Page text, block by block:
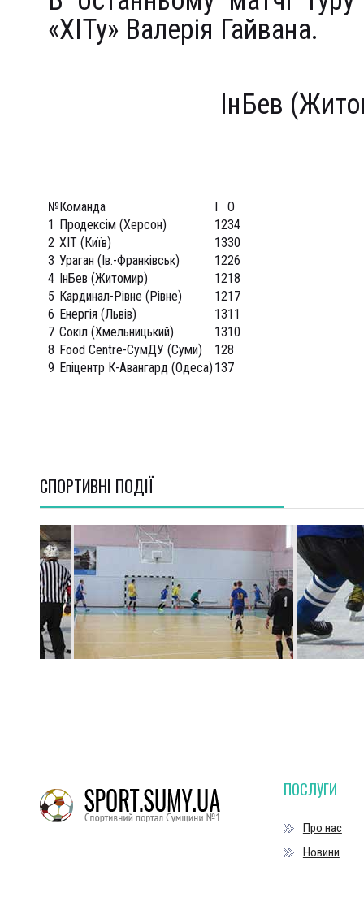
«ХІТу» Валерія Гайвана.
ІнБев
№ Команда
О
1
Продексім (Херсон) 1234
2 ХІТ (Київ) 1330
3 Ураган (Ів.-Франківськ) 1226
4 ІнБев (Житомир) 1218
5 Кардинал-Рівне (Рівне) 1217
6 Енергія (Львів) 1311
7 Сокіл (Хмельницький) 1310
8 Food Centre-СумДУ (Суми) 128
9 Епіцентр К-Авангард (Одеса) 137
СПОРТИВНI ПОДІЇ
ПОСЛУГИ
Про нас
Новини